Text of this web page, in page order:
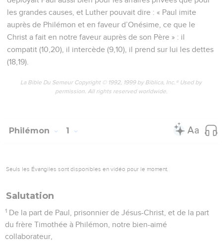
les grandes causes, et Luther pouvait dire : « Paul imite
auprès de Philémon et en faveur d’Onésime, ce que le
Christ a fait en notre faveur auprès de son Père » : il
compatit (10,20), il intercède (9,10), il prend sur lui les dettes
(18,19).
La Bible Du Semeur Copyright © 1992, 1999 by Biblica, Inc.® Used by
permission. All rights reserved worldwide.
Philémon 1
Seuls les Évangiles sont disponibles en vidéo pour le moment.
Salutation
1 De la part de Paul, prisonnier de Jésus-Christ, et de la part
du frère Timothée à Philémon, notre bien-aimé
collaborateur,